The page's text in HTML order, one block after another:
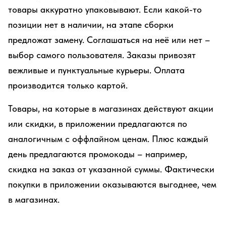
товары аккуратно упаковывают. Если какой-то
позиции нет в наличии, на этапе сборки
предложат замену. Соглашаться на неё или нет –
выбор самого пользователя. Заказы привозят
вежливые и пунктуальные курьеры. Оплата
производится только картой.
Товары, на которые в магазинах действуют акции
или скидки, в приложении предлагаются по
аналогичным с оффлайном ценам. Плюс каждый
день предлагаются промокоды – например,
скидка на заказ от указанной суммы. Фактически
покупки в приложении оказываются выгоднее, чем
в магазинах.